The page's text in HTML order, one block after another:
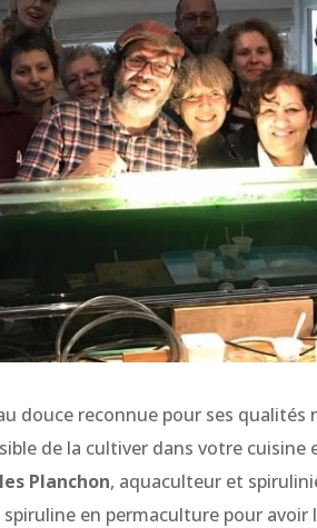
douce reconnue pour ses
de la cultiver dans votre
Planchon, aquaculteur et
en permaculture pour avoir